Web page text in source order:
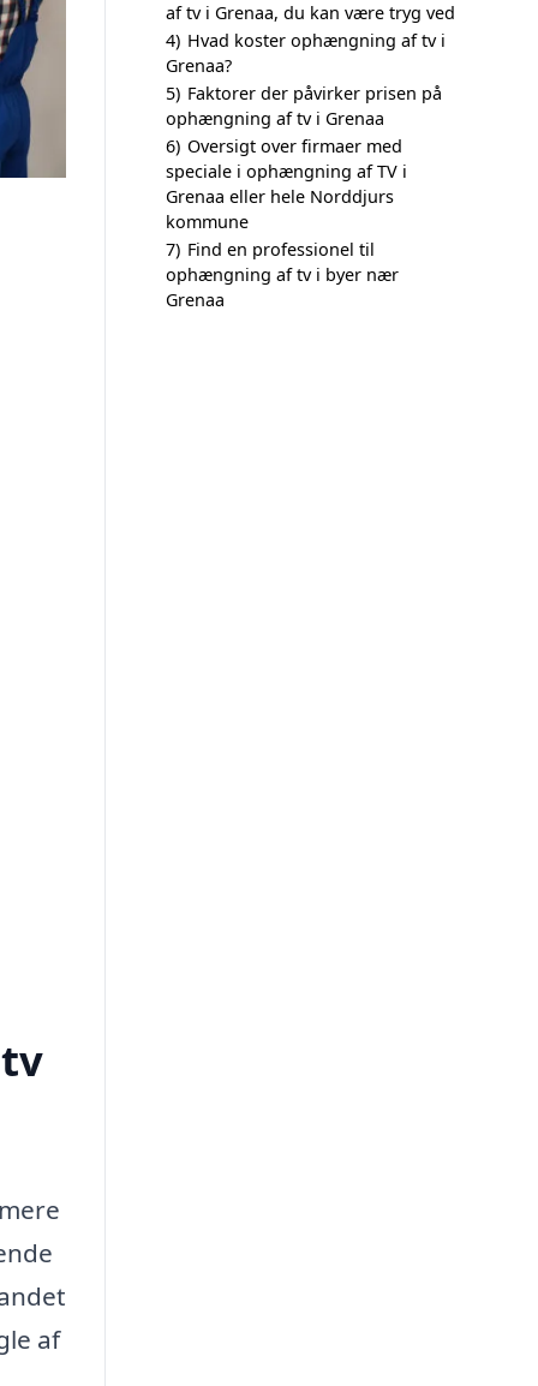
af
af tv i Grenaa, du kan være tryg ved
4) Hvad koster ophængning af tv i
Grenaa?
5) Faktorer der påvirker prisen på
ophængning af tv i Grenaa
6) Oversigt over firmaer med
speciale i ophængning af TV i
Grenaa eller hele Norddjurs
kommune
7) Find en professionel til
ophængning af tv i byer nær
Grenaa